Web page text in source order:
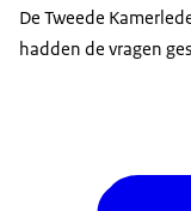
De Tweede
hadden de vragen